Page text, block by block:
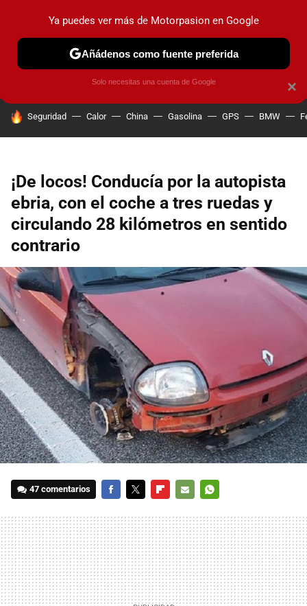
PRUEBAS COCHES ELÉCTRICOS OBSERVATORIO
HOY SE HABLA DE
Seguridad Calor China Gasolina GPS BMW
¡De locos! Conducía por la autopista
ebria, con el coche a tres ruedas y
circulando 28 kilómetros en sentido
contrario
47 comentarios
MAIL
×
Ya puedes ver más de Motorpasion en Google
Añádenos como fuente preferida
Solo necesitas una cuenta de Google